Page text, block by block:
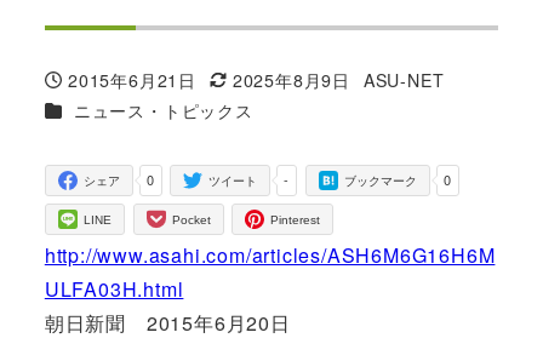
投稿日
2015年6月21日
更新日
2025年8月9日
著
ASU-NET
カテゴリー
ニュース・トピックス
0
シェア -
ツイート 0
ブックマーク
LINE Pocket Pinterest
http://www.asahi.com/articles/ASH6M6G16H6M
ULFA03H.html
朝日新聞 2015年6月20日